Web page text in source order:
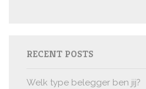
RECENT POSTS
Welk type belegger ben jij?